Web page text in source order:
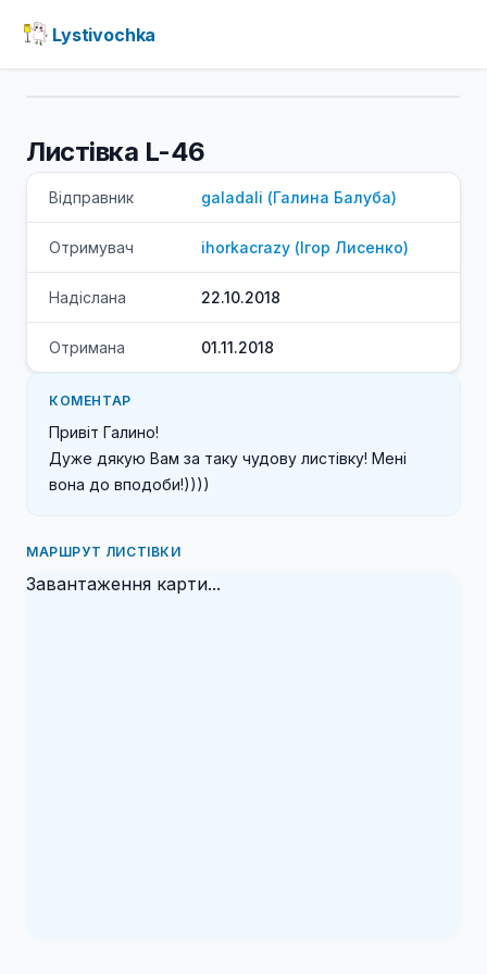
Lystivochka
Листівка L-46
Відправник galadali (Галина Балуба)
Отримувач ihorkacrazy (Ігор Лисенко)
Надіслана 22.10.2018
Отримана 01.11.2018
КОМЕНТАР
Привіт Галино!
Дуже дякую Вам за таку чудову листівку! Мені
МАРШРУТ ЛИСТІВКИ
Завантаження карти...